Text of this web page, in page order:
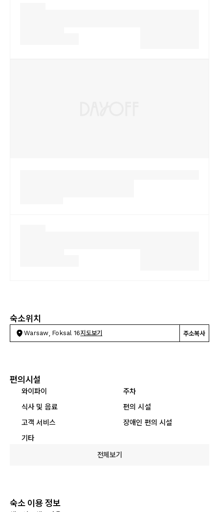
숙소위치
Warsaw, Foksal 16지도보기 주소복사
편의시설
와이파이
주차
식사 및 음료
편의 시설
고객 서비스
장애인 편의 시설
기타
전체보기
숙소 이용 정보